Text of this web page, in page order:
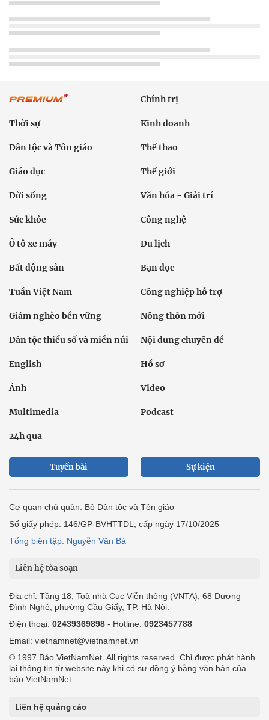
Chính trị
Thời sự Kinh doanh
Dân tộc và Tôn giáo Thể thao
Giáo dục Thế giới
Đời sống Văn hóa - Giải trí
Sức khỏe Công nghệ
Ô tô xe máy Du lịch
Bất động sản Bạn đọc
Tuần Việt Nam Công nghiệp hỗ trợ
Giảm nghèo bền vững Nông thôn mới
Dân tộc thiểu số và miền núi Nội dung chuyên đề
English Hồ sơ
Ảnh Video
Multimedia Podcast
24h qua
Tuyến bài Sự kiện
Cơ quan chủ quản: Bộ Dân tộc và Tôn giáo
Số giấy phép: 146/GP-BVHTTDL, cấp ngày 17/10/2025
Tổng biên tập: Nguyễn Văn Bá
Liên hệ tòa soạn
Địa chỉ: Tầng 18, Toà nhà Cục Viễn thông (VNTA), 68 Dương
Đình Nghệ, phường Cầu Giấy, TP. Hà Nội.
Điện thoại: 02439369898 - Hotline: 0923457788
Email: vietnamnet@vietnamnet.vn
© 1997 Báo VietNamNet. All rights reserved. Chỉ được phát hành
lại thông tin từ website này khi có sự đồng ý bằng văn bản của
báo VietNamNet.
Liên hệ quảng cáo